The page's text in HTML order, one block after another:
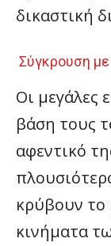
δικαστική
Σύγκρουση
Οι μεγάλες
βάση τους
αφεντικό
κρύβουν το
κινήματα